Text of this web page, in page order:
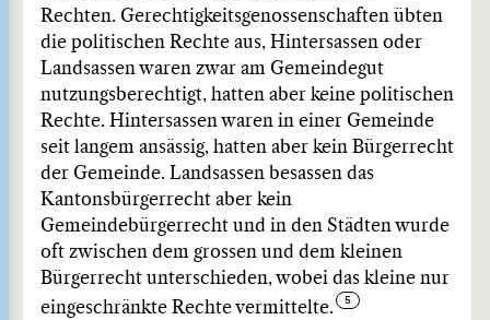
Rechten. Gerechtigkeitsgenossenschaften übten
die politischen Rechte aus, Hintersassen oder
Landsassen waren zwar am Gemeindegut
nutzungsberechtigt, hatten aber keine politischen
Rechte. Hintersassen waren in einer Gemeinde
seit langem ansässig, hatten aber kein Bürgerrecht
der Gemeinde. Landsassen besassen das
Kantonsbürgerrecht aber kein
Gemeindebürgerrecht und in den Städten wurde
oft zwischen dem grossen und dem kleinen
Bürgerrecht unterschieden, wobei das kleine nur
eingeschränkte Rechte vermittelte.